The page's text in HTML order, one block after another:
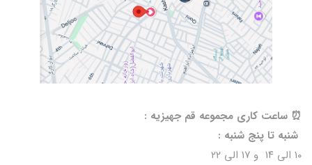
⏰️ ساعت کاری مجموعه قم جهیزیه :
شنبه تا پنج شنبه :
۱۰ الی ۱۴ و ۱۷ الی ۲۲